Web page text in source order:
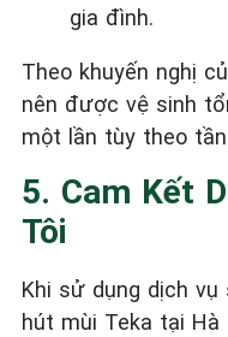
gia đình.
Theo khuyến nghị
nên được vệ sinh
một lần tùy theo
5. Cam Kết
Tôi
Khi sử dụng dịch
hút mùi Teka tại Hà